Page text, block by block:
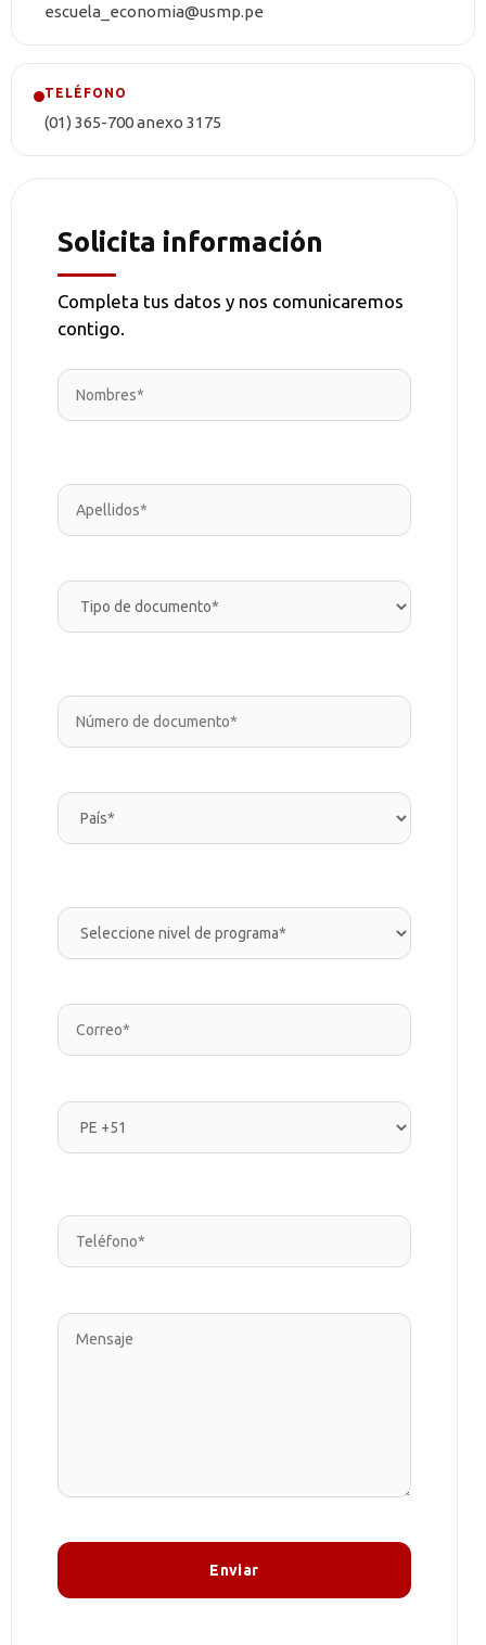
escuela_economia@usmp.pe
TELÉFONO
(01) 365-700 anexo 3175
Solicita información
Completa tus datos y nos comunicaremos
contigo.